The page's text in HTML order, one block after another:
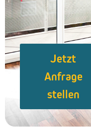
Jetzt
Anfrage
stellen